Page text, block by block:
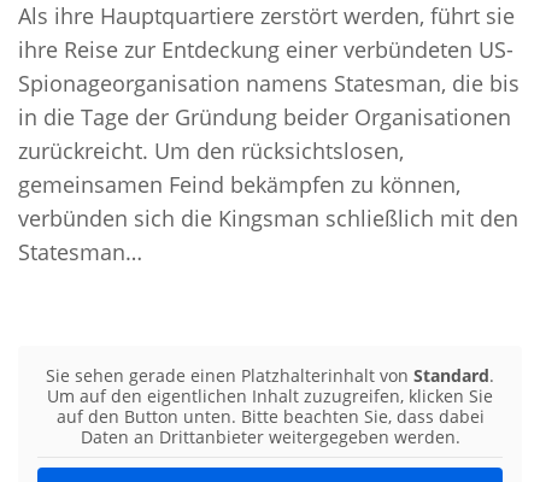
Als ihre Hauptquartiere zerstört werden, führt sie
ihre Reise zur Entdeckung einer verbündeten US-
Spionageorganisation namens Statesman, die bis
in die Tage der Gründung beider Organisationen
zurückreicht. Um den rücksichtslosen,
gemeinsamen Feind bekämpfen zu können,
verbünden sich die Kingsman schließlich mit den
Statesman…
Sie sehen gerade einen Platzhalterinhalt von Standard.
Um auf den eigentlichen Inhalt zuzugreifen, klicken Sie
auf den Button unten. Bitte beachten Sie, dass dabei
Daten an Drittanbieter weitergegeben werden.